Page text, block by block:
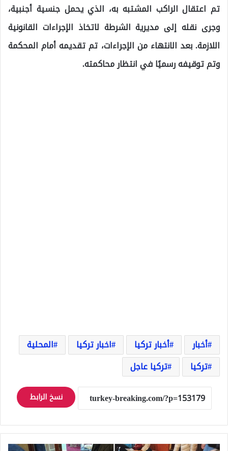
تم اعتقال الراكب المشتبه به، الذي يحمل جنسية أجنبية،
وجرى نقله إلى مديرية الشرطة لاتخاذ الإجراءات القانونية
اللازمة. بعد الانتهاء من الإجراءات، تم تقديمه أمام المحكمة
وتم توقيفه رسميًا في انتظار محاكمته.
أخبار أخبار تركيا اخبار تركيا
المحلية
تركيا
تركيا عاجل
نسخ الرابط